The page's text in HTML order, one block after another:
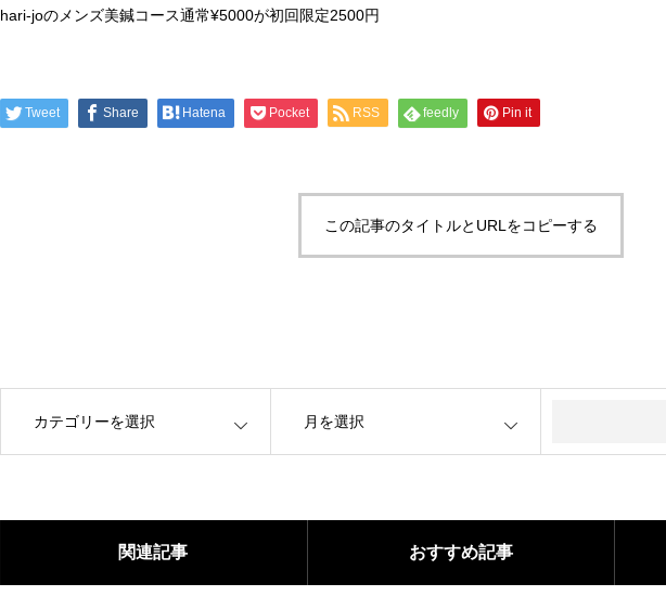
hari-joのメンズ美鍼コース通常¥5000が初回限定2500円
Tweet Share Hatena Pocket RSS feedly Pin it
この記事のタイトルとURLをコピーする
関連記事 おすすめ記事